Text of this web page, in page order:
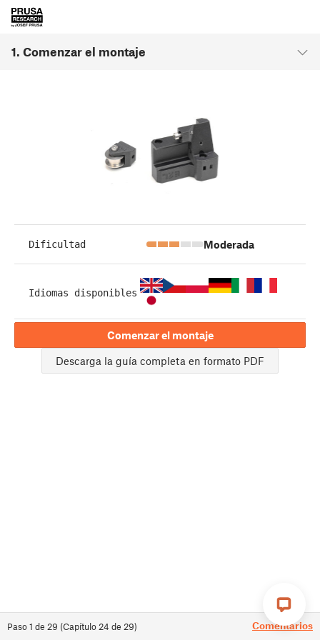
1. Comenzar el montaje
Paso1 de 29 (Capítulo 24 de 29) Comentarios
Dificultad Moderada
Idiomas disponibles
Comenzar el montaje
Descarga la guía completa en formato PDF